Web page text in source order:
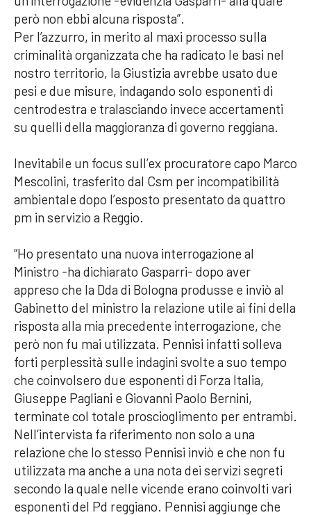
però non ebbi alcuna risposta”.
Per l’azzurro, in merito al maxi processo sulla
criminalità organizzata che ha radicato le basi nel
nostro territorio, la Giustizia avrebbe usato due
pesi e due misure, indagando solo esponenti di
centrodestra e tralasciando invece accertamenti
su quelli della maggioranza di governo reggiana.
Inevitabile un focus sull’ex procuratore capo Marco
Mescolini, trasferito dal Csm per incompatibilità
ambientale dopo l’esposto presentato da quattro
pm in servizio a Reggio.
“Ho presentato una nuova interrogazione al
Ministro -ha dichiarato Gasparri- dopo aver
appreso che la Dda di Bologna produsse e inviò al
Gabinetto del ministro la relazione utile ai fini della
risposta alla mia precedente interrogazione, che
però non fu mai utilizzata. Pennisi infatti solleva
forti perplessità sulle indagini svolte a suo tempo
che coinvolsero due esponenti di Forza Italia,
Giuseppe Pagliani e Giovanni Paolo Bernini,
terminate col totale proscioglimento per entrambi.
Nell’intervista fa riferimento non solo a una
relazione che lo stesso Pennisi inviò e che non fu
utilizzata ma anche a una nota dei servizi segreti
secondo la quale nelle vicende erano coinvolti vari
esponenti del Pd reggiano. Pennisi aggiunge che